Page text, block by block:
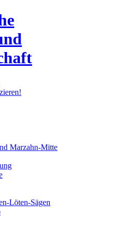
Marzahn-Mitte
Löten-Sägen